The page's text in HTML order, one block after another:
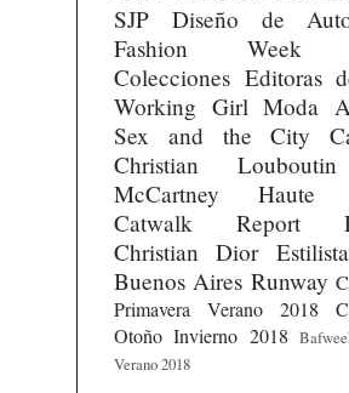
SJP Diseño de
Fashion Week
Colecciones Editoras
Working Girl Moda
Sex and the City
Christian Louboutin
McCartney
Haute
Catwalk Report
Christian Dior
Buenos Aires Runway
Primavera Verano 2018
Otoño Invierno 2018
Verano 2018